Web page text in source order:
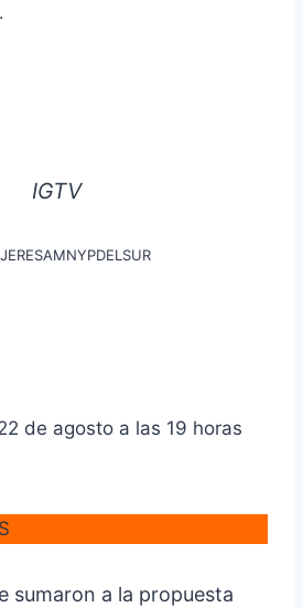
IGTV
de agosto a las 19 horas
sumaron a la propuesta